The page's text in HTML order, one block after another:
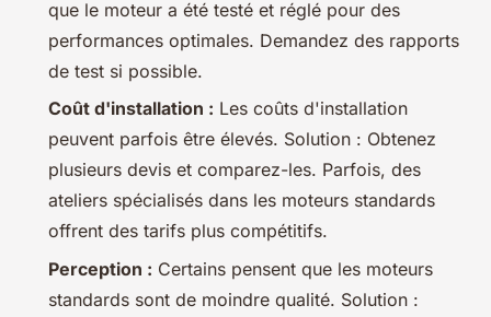
que le moteur a été testé et réglé pour des
performances optimales. Demandez des rapports
de test si possible.
Coût d'installation : Les coûts d'installation
peuvent parfois être élevés. Solution : Obtenez
plusieurs devis et comparez-les. Parfois, des
ateliers spécialisés dans les moteurs standards
offrent des tarifs plus compétitifs.
Perception : Certains pensent que les moteurs
standards sont de moindre qualité. Solution :